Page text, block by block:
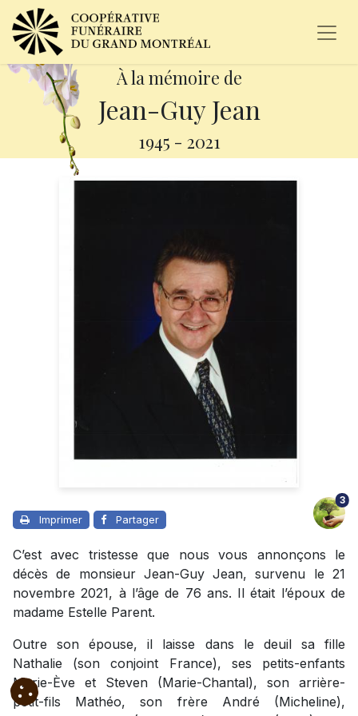
À la mémoire de
Jean-Guy Jean
1945 - 2021
Imprimer Partager
3
C’est avec tristesse que nous vous annonçons le
décès de monsieur Jean-Guy Jean, survenu le 21
novembre 2021, à l’âge de 76 ans. Il était l’époux de
madame Estelle Parent.
Outre son épouse, il laisse dans le deuil sa fille
Nathalie (son conjoint France), ses petits-enfants
Marie-Ève et Steven (Marie-Chantal), son arrière-
petit-fils Mathéo, son frère André (Micheline),